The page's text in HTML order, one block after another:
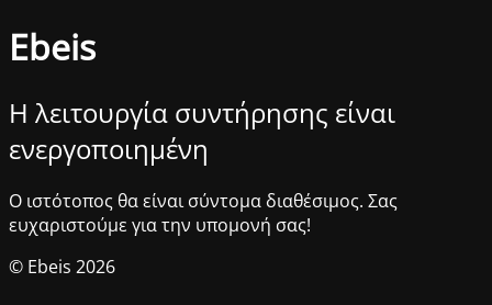
Ebeis
Η λειτουργία συντήρησης είναι
ενεργοποιημένη
Ο ιστότοπος θα είναι σύντομα διαθέσιμος. Σας
ευχαριστούμε για την υπομονή σας!
© Ebeis 2026